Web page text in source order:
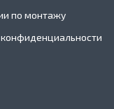
по монтажу